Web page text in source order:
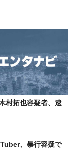
木村拓也容疑者、逮
、暴行容疑で